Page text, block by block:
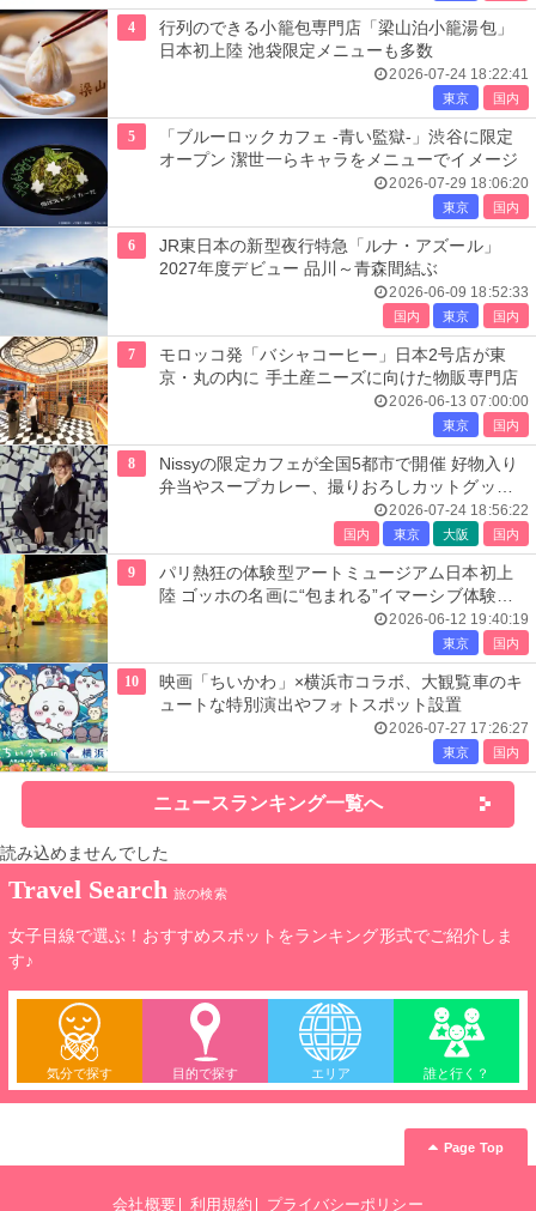
4
行列のできる小籠包専門店「梁山泊小籠湯包」
日本初上陸 池袋限定メニューも多数
2026-07-24 18:22:41
東京 国内
5
「ブルーロックカフェ -青い監獄-」渋谷に限定
オープン 潔世一らキャラをメニューでイメージ
2026-07-29 18:06:20
東京 国内
6
JR東日本の新型夜行特急「ルナ・アズール」
2027年度デビュー 品川～青森間結ぶ
2026-06-09 18:52:33
国内 東京 国内
7
モロッコ発「バシャコーヒー」日本2号店が東
京・丸の内に 手土産ニーズに向けた物販専門店
2026-06-13 07:00:00
東京 国内
8
Nissyの限定カフェが全国5都市で開催 好物入り
弁当やスープカレー、撮りおろしカットグッズ
2026-07-24 18:56:22
国内 東京 大阪 国内
9
パリ熱狂の体験型アートミュージアム日本初上
陸 ゴッホの名画に“包まれる”イマーシブ体験＜
レーヴ・デ・リュミエール＞
2026-06-12 19:40:19
東京 国内
10
映画「ちいかわ」×横浜市コラボ、大観覧車のキ
ュートな特別演出やフォトスポット設置
2026-07-27 17:26:27
東京 国内
ニュースランキング一覧へ
読み込めませんでした
Travel Search 旅の検索
女子目線で選ぶ！おすすめスポットをランキング形式でご紹介しま
す♪
気分で探す 目的で探す エリア 誰と行く？
Page Top
会社概要 利用規約 プライバシーポリシー